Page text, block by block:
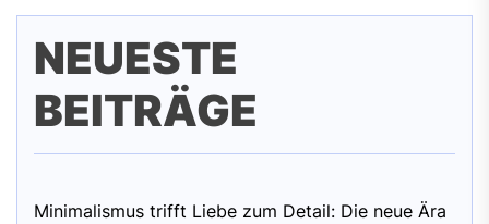
NEUESTE
BEITRÄGE
Minimalismus trifft Liebe zum Detail: Die neue Ära